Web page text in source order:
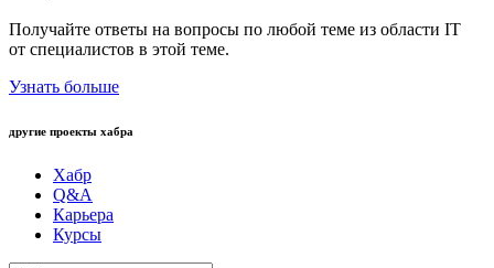
Получайте ответы на вопросы по любой теме из области IT
от специалистов в этой теме.
Узнать больше
другие проекты хабра
Хабр
Q&A
Карьера
Курсы